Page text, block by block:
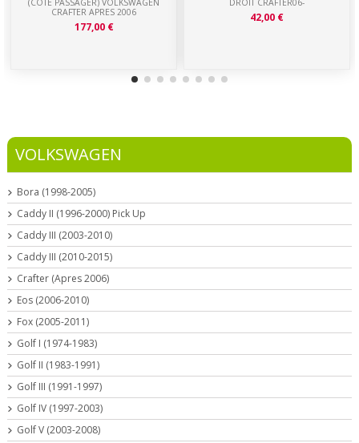
(CÔTÉ PASSAGER) VOLKSWAGEN
CRAFTER APRES 2006
177,00 €
DROIT CRAFTER06-
42,00 €
VOLKSWAGEN
Bora (1998-2005)
Caddy II (1996-2000) Pick Up
Caddy III (2003-2010)
Caddy III (2010-2015)
Crafter (Apres 2006)
Eos (2006-2010)
Fox (2005-2011)
Golf I (1974-1983)
Golf II (1983-1991)
Golf III (1991-1997)
Golf IV (1997-2003)
Golf V (2003-2008)